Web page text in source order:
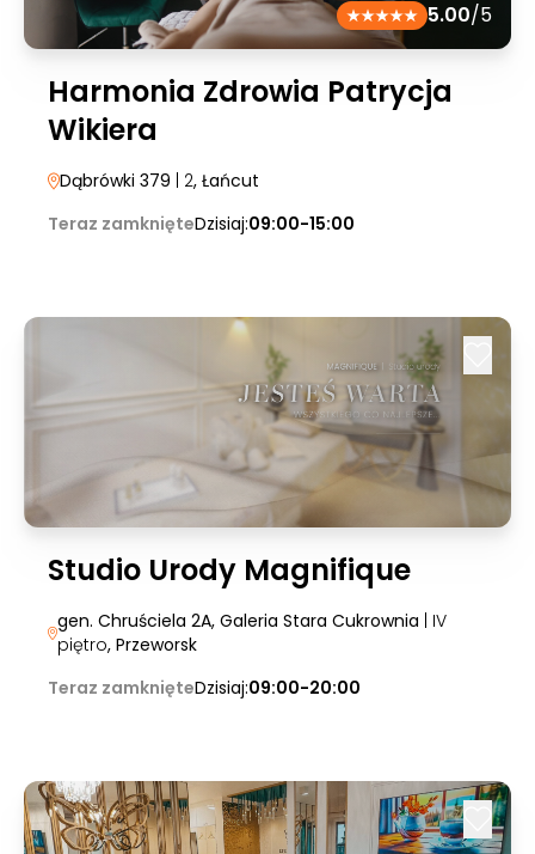
5.00/5
Harmonia Zdrowia Patrycja
Wikiera
Dąbrówki 379 | 2, Łańcut
Teraz zamknięteDzisiaj:09:00-15:00
Studio Urody Magnifique
gen. Chruściela 2A, Galeria Stara Cukrownia | IV
piętro, Przeworsk
Teraz zamknięteDzisiaj:09:00-20:00